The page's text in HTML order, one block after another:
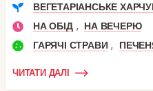
ВЕГЕТАРІАНСЬКЕ
НА ОБІД ,
НА ВЕЧЕРЮ
ГАРЯЧІ СТРАВИ ,
ЧИТАТИ ДАЛІ